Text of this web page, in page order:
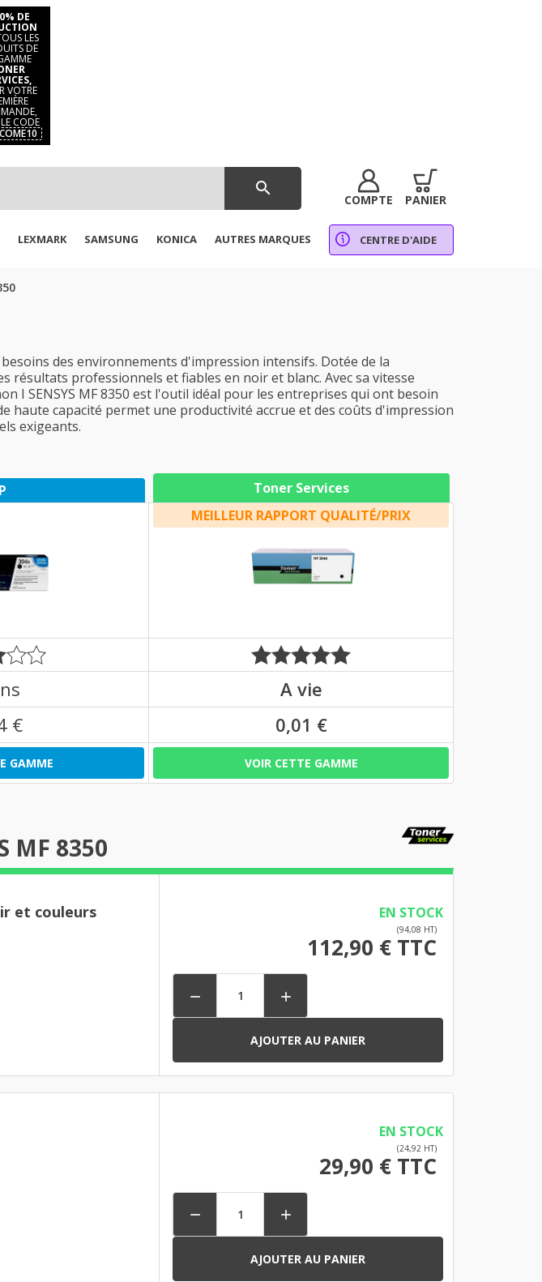
DE
LES
DE
VOTRE
CODE
search
COMPTE PANIER
LEXMARK SAMSUNG KONICA AUTRES MARQUES CENTRE D'AIDE
des environnements d'impression intensifs. Dotée de la
professionnels et fiables en noir et blanc. Avec sa vitesse
I SENSYS MF 8350 est l'outil idéal pour les entreprises qui ont besoin
capacité permet une productivité accrue et des coûts d'impression
exigeants.
Toner Services
MEILLEUR RAPPORT QUALITÉ/PRIX
A vie
€ 0,01 €
GAMME VOIR CETTE GAMME
MF 8350
et couleurs EN STOCK
(94,08 HT)
112,90 € TTC
 
AJOUTER AU PANIER
EN STOCK
(24,92 HT)
29,90 € TTC
 
AJOUTER AU PANIER